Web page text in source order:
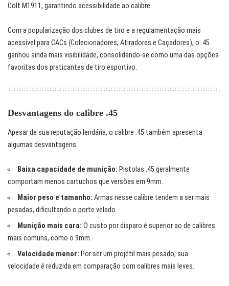
Colt M1911, garantindo acessibilidade ao calibre.
Com a popularização dos clubes de tiro e a regulamentação mais
acessível para CACs (Colecionadores, Atiradores e Caçadores), o .45
ganhou ainda mais visibilidade, consolidando-se como uma das opções
favoritas dos praticantes de tiro esportivo.
Desvantagens do calibre .45
Apesar de sua reputação lendária, o calibre .45 também apresenta
algumas desvantagens:
Baixa capacidade de munição: Pistolas .45 geralmente
comportam menos cartuchos que versões em 9mm.
Maior peso e tamanho: Armas nesse calibre tendem a ser mais
pesadas, dificultando o porte velado.
Munição mais cara: O custo por disparo é superior ao de calibres
mais comuns, como o 9mm.
Velocidade menor: Por ser um projétil mais pesado, sua
velocidade é reduzida em comparação com calibres mais leves.